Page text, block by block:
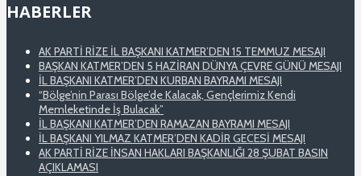
HABERLER
AK PARTİ RİZE İL BAŞKANI KATMER’DEN 15 TEMMUZ MESAJI
BAŞKAN KATMER’DEN 5 HAZİRAN DÜNYA ÇEVRE GÜNÜ MESAJI
İL BAŞKANI KATMER’DEN KURBAN BAYRAMI MESAJI
“Bölge’nin Parası Bölge’de Kalacak, Gençlerimiz Kendi
Memleketinde İş Bulacak”
İL BAŞKANI KATMER’DEN RAMAZAN BAYRAMI MESAJI
İL BAŞKANI YILMAZ KATMER’DEN KADİR GECESİ MESAJI
AK PARTİ RİZE İNSAN HAKLARI BAŞKANLIĞI 28 ŞUBAT BASIN
AÇIKLAMASI